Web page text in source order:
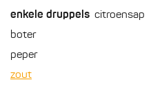
enkele druppels citroensap
boter
peper
zout